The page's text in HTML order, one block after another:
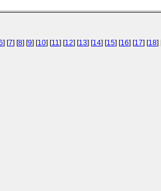
] [7] [8] [9] [10] [11] [12] [13] [14] [15] [16] [17] [18]